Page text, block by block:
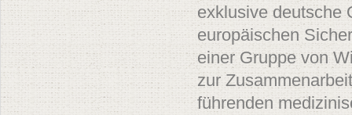
exklusive deutsche
europäischen
einer Gruppe von
zur
führenden